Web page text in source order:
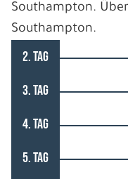
Southampton.
Southampton.
2. TAG
3. TAG
4. TAG
5. TAG